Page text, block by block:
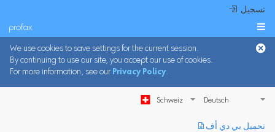
 تسجيل
profax 
We use cookies to save settings for the current session.
By continuing to use our site, you accept our use of cookies.
For more information, see our Privacy Policy.
Schweiz
︎ تحميل بي دي أف